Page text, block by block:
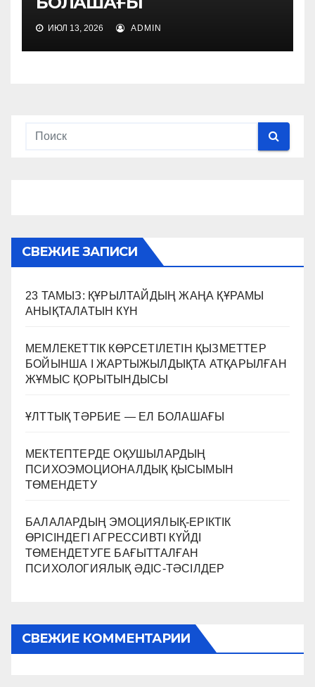
ИЮЛ 13, 2026 ADMIN
СВЕЖИЕ ЗАПИСИ
23 ТАМЫЗ: ҚҰРЫЛТАЙДЫҢ ЖАҢА ҚҰРАМЫ
АНЫҚТАЛАТЫН КҮН
МЕМЛЕКЕТТІК КӨРСЕТІЛЕТІН ҚЫЗМЕТТЕР
БОЙЫНША I ЖАРТЫЖЫЛДЫҚТА АТҚАРЫЛҒАН
ЖҰМЫС ҚОРЫТЫНДЫСЫ
ҰЛТТЫҚ ТӘРБИЕ — ЕЛ БОЛАШАҒЫ
МЕКТЕПТЕРДЕ ОҚУШЫЛАРДЫҢ
ПСИХОЭМОЦИОНАЛДЫҚ ҚЫСЫМЫН
ТӨМЕНДЕТУ
БАЛАЛАРДЫҢ ЭМОЦИЯЛЫҚ-ЕРІКТІК
ӨРІСІНДЕГІ АГРЕССИВТІ КҮЙДІ
ТӨМЕНДЕТУГЕ БАҒЫТТАЛҒАН
ПСИХОЛОГИЯЛЫҚ ӘДІС-ТӘСІЛДЕР
СВЕЖИЕ КОММЕНТАРИИ